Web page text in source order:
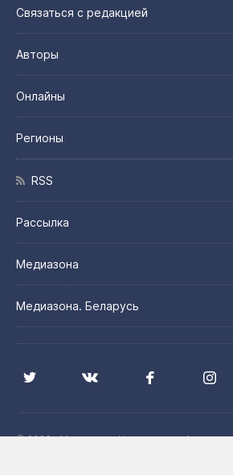
Связаться с редакцией
Авторы
Онлайны
Регионы
RSS
Рассылка
Медиазона
Медиазона. Беларусь
© 2026 «Медиазона Центральная Азия»